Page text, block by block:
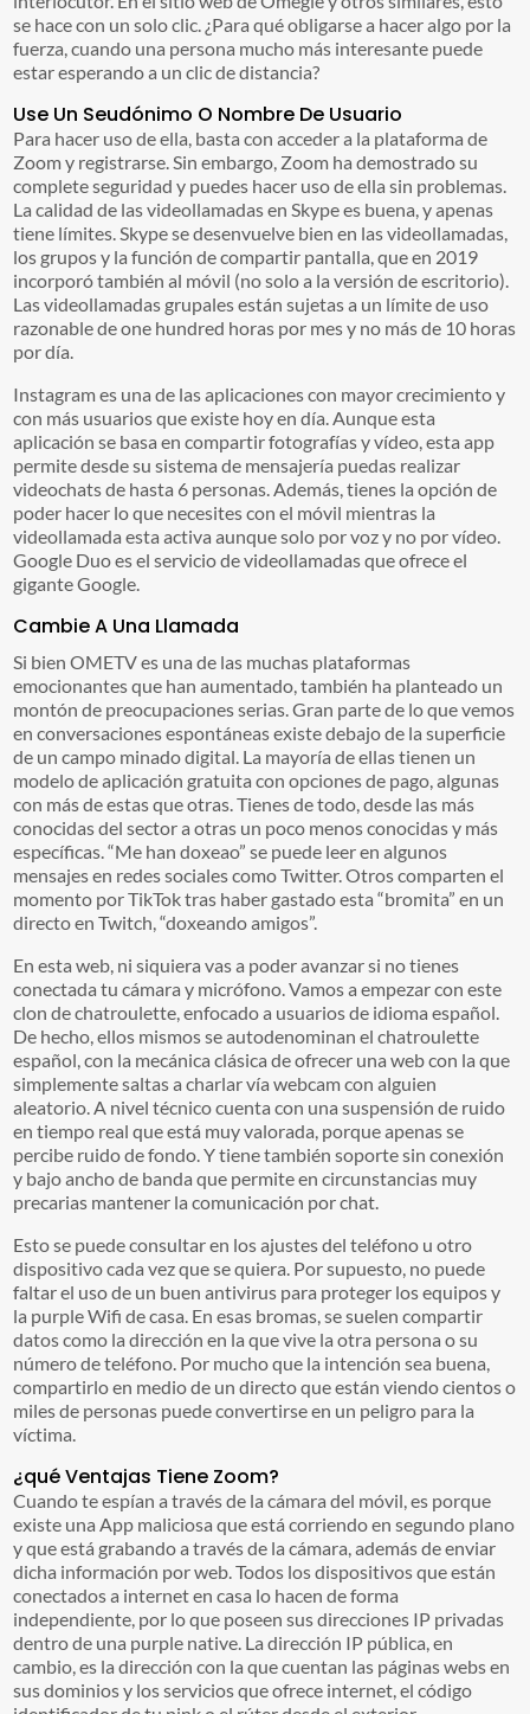
se hace con un solo clic. ¿Para qué obligarse a hacer algo por la
fuerza, cuando una persona mucho más interesante puede
estar esperando a un clic de distancia?
Use Un Seudónimo O Nombre De Usuario
Para hacer uso de ella, basta con acceder a la plataforma de
Zoom y registrarse. Sin embargo, Zoom ha demostrado su
complete seguridad y puedes hacer uso de ella sin problemas.
La calidad de las videollamadas en Skype es buena, y apenas
tiene límites. Skype se desenvuelve bien en las videollamadas,
los grupos y la función de compartir pantalla, que en 2019
incorporó también al móvil (no solo a la versión de escritorio).
Las videollamadas grupales están sujetas a un límite de uso
razonable de one hundred horas por mes y no más de 10 horas
por día.
Instagram es una de las aplicaciones con mayor crecimiento y
con más usuarios que existe hoy en día. Aunque esta
aplicación se basa en compartir fotografías y vídeo, esta app
permite desde su sistema de mensajería puedas realizar
videochats de hasta 6 personas. Además, tienes la opción de
poder hacer lo que necesites con el móvil mientras la
videollamada esta activa aunque solo por voz y no por vídeo.
Google Duo es el servicio de videollamadas que ofrece el
gigante Google.
Cambie A Una Llamada
Si bien OMETV es una de las muchas plataformas
emocionantes que han aumentado, también ha planteado un
montón de preocupaciones serias. Gran parte de lo que vemos
en conversaciones espontáneas existe debajo de la superficie
de un campo minado digital. La mayoría de ellas tienen un
modelo de aplicación gratuita con opciones de pago, algunas
con más de estas que otras. Tienes de todo, desde las más
conocidas del sector a otras un poco menos conocidas y más
específicas. “Me han doxeao” se puede leer en algunos
mensajes en redes sociales como Twitter. Otros comparten el
momento por TikTok tras haber gastado esta “bromita” en un
directo en Twitch, “doxeando amigos”.
En esta web, ni siquiera vas a poder avanzar si no tienes
conectada tu cámara y micrófono. Vamos a empezar con este
clon de chatroulette, enfocado a usuarios de idioma español.
De hecho, ellos mismos se autodenominan el chatroulette
español, con la mecánica clásica de ofrecer una web con la que
simplemente saltas a charlar vía webcam con alguien
aleatorio. A nivel técnico cuenta con una suspensión de ruido
en tiempo real que está muy valorada, porque apenas se
percibe ruido de fondo. Y tiene también soporte sin conexión
y bajo ancho de banda que permite en circunstancias muy
precarias mantener la comunicación por chat.
Esto se puede consultar en los ajustes del teléfono u otro
dispositivo cada vez que se quiera. Por supuesto, no puede
faltar el uso de un buen antivirus para proteger los equipos y
la purple Wifi de casa. En esas bromas, se suelen compartir
datos como la dirección en la que vive la otra persona o su
número de teléfono. Por mucho que la intención sea buena,
compartirlo en medio de un directo que están viendo cientos o
miles de personas puede convertirse en un peligro para la
víctima.
¿qué Ventajas Tiene Zoom?
Cuando te espían a través de la cámara del móvil, es porque
existe una App maliciosa que está corriendo en segundo plano
y que está grabando a través de la cámara, además de enviar
dicha información por web. Todos los dispositivos que están
conectados a internet en casa lo hacen de forma
independiente, por lo que poseen sus direcciones IP privadas
dentro de una purple native. La dirección IP pública, en
cambio, es la dirección con la que cuentan las páginas webs en
sus dominios y los servicios que ofrece internet, el código